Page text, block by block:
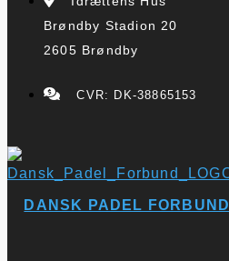
Brøndby Stadion 20
2605 Brøndby
CVR: DK-38865153
DANSK PADEL FORBUND